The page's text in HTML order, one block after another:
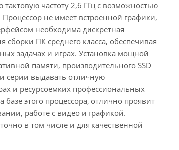
тактовую частоту 2,6 ГГц с возможностью
не имеет встроенной графики,
необходима дискретная
сборки ПК среднего класса, обеспечивая
задачах и играх. Установка мощной
памяти, производительного SSD
серии выдавать отличную
и ресурсоемких профессиональных
этого процессора, отлично проявит
работе с видео и графикой.
в том числе и для качественной